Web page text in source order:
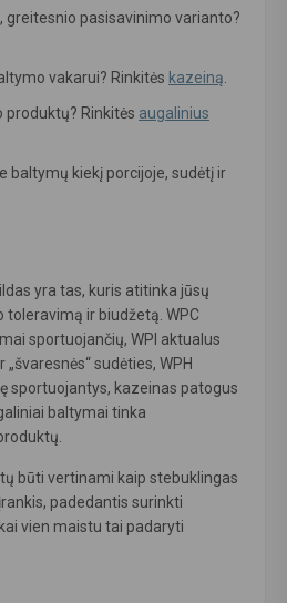
greitesnio pasisavinimo varianto?
vakarui? Rinkitės kazeiną
produktų? Rinkitės augalinius
baltymų kiekį porcijoje, sudėtį ir
yra tas, kuris atitinka jūsų
toleravimą ir biudžetą. WPC
sportuojančių, WPI aktualus
sudėties, WPH
sportuojantys, kazeinas patogus
baltymai tinka
būti vertinami kaip stebuklingas
padedantis surinkti
vien maistu tai padaryti